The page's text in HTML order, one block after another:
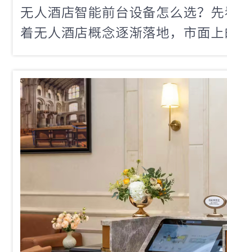
无人酒店智能前台设备怎么选？
着无人酒店概念逐渐落地，市面
要买」，而是「到底买哪个」。
多则几万，选错了不仅浪费钱，
验。今天咱们从硬件维度出发，
能前台设备应该重点看哪四个门槛